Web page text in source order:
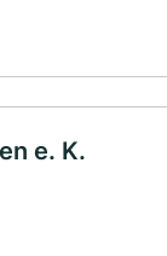
e. K.